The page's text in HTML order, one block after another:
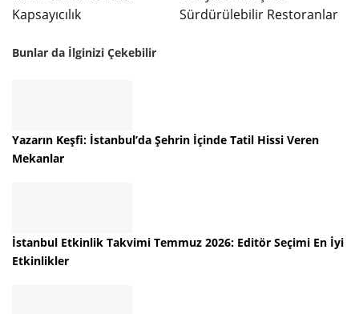
Kapsayıcılık
Sürdürülebilir Restoranlar
Bunlar da İlginizi Çekebilir
Yazarın Keşfi: İstanbul’da Şehrin İçinde Tatil Hissi Veren
Mekanlar
İstanbul Etkinlik Takvimi Temmuz 2026: Editör Seçimi En İyi
Etkinlikler